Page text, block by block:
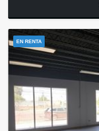
EN RENTA